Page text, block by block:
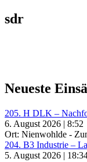
sdr
Neueste
205. H DLK –
6. August 2026 | 8:52
Ort: Nienwohlde -
204. B3 Industrie –
5. August 2026 |